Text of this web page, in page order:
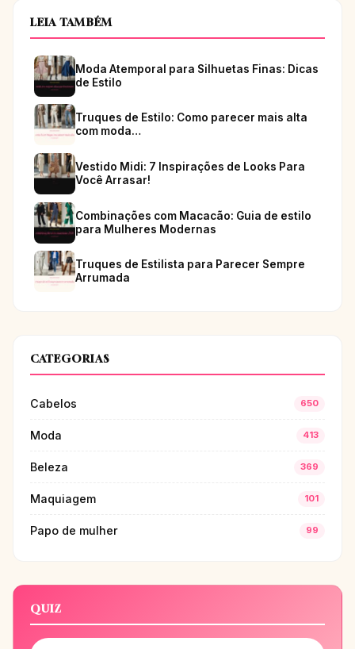
LEIA TAMBÉM
Moda Atemporal para Silhuetas Finas: Dicas
de Estilo
Truques de Estilo: Como parecer mais alta
com moda…
Vestido Midi: 7 Inspirações de Looks Para
Você Arrasar!
Combinações com Macacão: Guia de estilo
para Mulheres Modernas
Truques de Estilista para Parecer Sempre
Arrumada
CATEGORIAS
Cabelos 650
Moda 413
Beleza 369
Maquiagem 101
Papo de mulher 99
QUIZ